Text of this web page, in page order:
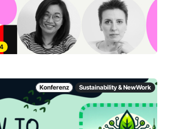
Konferenz Sustainability & NewWork